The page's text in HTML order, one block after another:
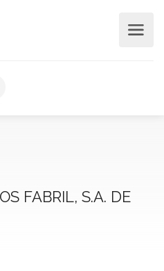
FABRIL, S.A. DE